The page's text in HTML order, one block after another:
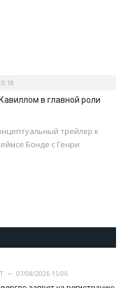
в главной роли
трейлер к
Бонде с Генри
07/08/2026 15:06